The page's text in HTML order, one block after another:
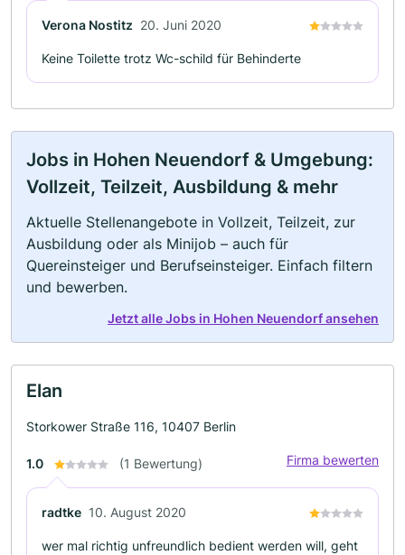
Verona Nostitz 20. Juni 2020
Keine Toilette trotz Wc-schild für Behinderte
Jobs in Hohen Neuendorf & Umgebung:
Vollzeit, Teilzeit, Ausbildung & mehr
Aktuelle Stellenangebote in Vollzeit, Teilzeit, zur
Ausbildung oder als Minijob – auch für
Quereinsteiger und Berufseinsteiger. Einfach filtern
und bewerben.
Jetzt alle Jobs in Hohen Neuendorf ansehen
Elan
Storkower Straße 116, 10407 Berlin
1.0 (1 Bewertung) Firma bewerten
radtke 10. August 2020
wer mal richtig unfreundlich bedient werden will, geht